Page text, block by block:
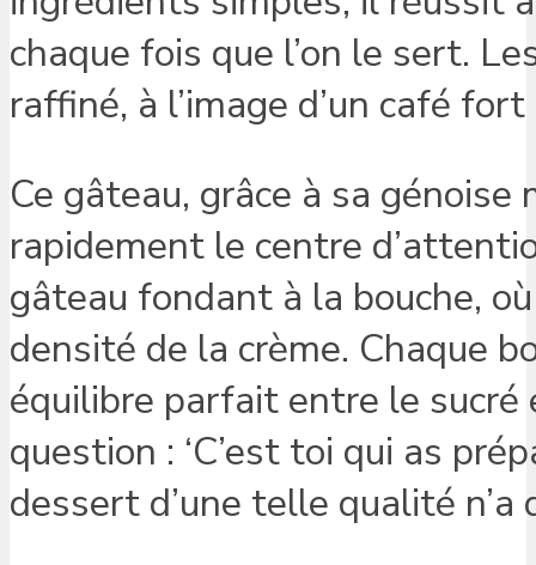
chaque fois que l’on le sert.
raffiné, à l’image d’un café
Ce gâteau, grâce à sa
rapidement le centre
gâteau fondant à la bouche,
densité de la crème. Chaque
équilibre parfait entre le sucré
question : ‘C’est toi qui as
dessert d’une telle qualité